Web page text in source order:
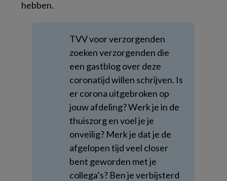
hebben.
TVV voor verzorgenden
zoeken verzorgenden die
een gastblog over deze
coronatijd willen schrijven. Is
er corona uitgebroken op
jouw afdeling? Werk je in de
thuiszorg en voel je je
onveilig? Merk je dat je de
afgelopen tijd veel closer
bent geworden met je
collega’s? Ben je verbijsterd